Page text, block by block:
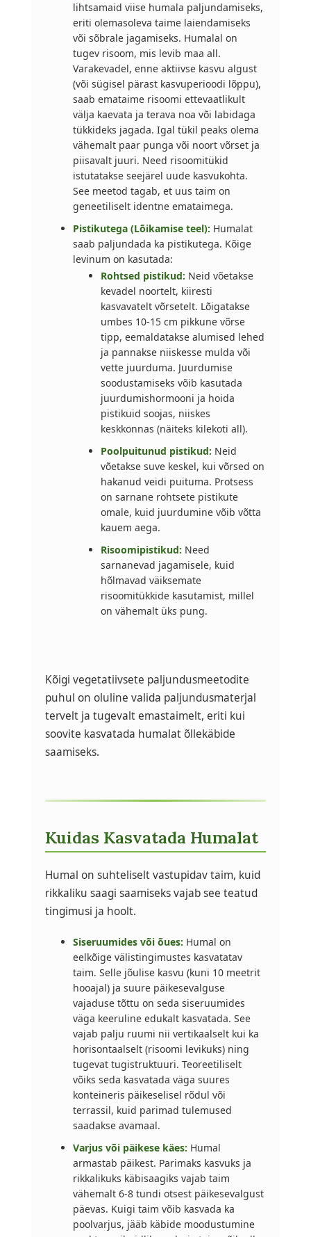
lihtsamaid viise humala paljundamiseks,
eriti olemasoleva taime laiendamiseks
või sõbrale jagamiseks. Humalal on
tugev risoom, mis levib maa all.
Varakevadel, enne aktiivse kasvu algust
(või sügisel pärast kasvuperioodi lõppu),
saab emataime risoomi ettevaatlikult
välja kaevata ja terava noa või labidaga
tükkideks jagada. Igal tükil peaks olema
vähemalt paar punga või noort võrset ja
piisavalt juuri. Need risoomitükid
istutatakse seejärel uude kasvukohta.
See meetod tagab, et uus taim on
geneetiliselt identne emataimega.
Pistikutega (Lõikamise teel): Humalat
saab paljundada ka pistikutega. Kõige
levinum on kasutada:
Rohtsed pistikud: Neid võetakse
kevadel noortelt, kiiresti
kasvavatelt võrsetelt. Lõigatakse
umbes 10-15 cm pikkune võrse
tipp, eemaldatakse alumised lehed
ja pannakse niiskesse mulda või
vette juurduma. Juurdumise
soodustamiseks võib kasutada
juurdumishormooni ja hoida
pistikuid soojas, niiskes
keskkonnas (näiteks kilekoti all).
Poolpuitunud pistikud: Neid
võetakse suve keskel, kui võrsed on
hakanud veidi puituma. Protsess
on sarnane rohtsete pistikute
omale, kuid juurdumine võib võtta
kauem aega.
Risoomipistikud: Need
sarnanevad jagamisele, kuid
hõlmavad väiksemate
risoomitükkide kasutamist, millel
on vähemalt üks pung.
Kõigi vegetatiivsete paljundusmeetodite
puhul on oluline valida paljundusmaterjal
tervelt ja tugevalt emastaimelt, eriti kui
soovite kasvatada humalat õllekäbide
saamiseks.
Kuidas Kasvatada Humalat
Humal on suhteliselt vastupidav taim, kuid
rikkaliku saagi saamiseks vajab see teatud
tingimusi ja hoolt.
Siseruumides või õues: Humal on
eelkõige välistingimustes kasvatatav
taim. Selle jõulise kasvu (kuni 10 meetrit
hooajal) ja suure päikesevalguse
vajaduse tõttu on seda siseruumides
väga keeruline edukalt kasvatada. See
vajab palju ruumi nii vertikaalselt kui ka
horisontaalselt (risoomi levikuks) ning
tugevat tugistruktuuri. Teoreetiliselt
võiks seda kasvatada väga suures
konteineris päikeselisel rõdul või
terrassil, kuid parimad tulemused
saadakse avamaal.
Varjus või päikese käes: Humal
armastab päikest. Parimaks kasvuks ja
rikkalikuks käbisaagiks vajab taim
vähemalt 6-8 tundi otsest päikesevalgust
päevas. Kuigi taim võib kasvada ka
poolvarjus, jääb käbide moodustumine